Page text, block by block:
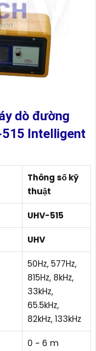
dò đường
515 Intelligent
Thông số kỹ
thuật
UHV-515
UHV
50Hz, 577Hz,
815Hz, 8kHz,
33kHz,
65.5kHz,
82kHz, 133kHz
0 ~ 6 m